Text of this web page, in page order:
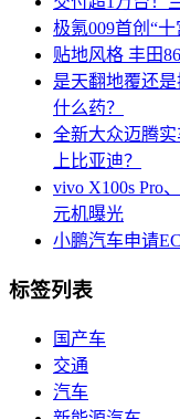
极氪009首创“
贴地风格 丰田
是天翻地覆还
什么药？
全新大众迈腾
上比亚迪？
vivo X100s Pro
元机曝光
小鹏汽车申请
标签列表
国产车
交通
汽车